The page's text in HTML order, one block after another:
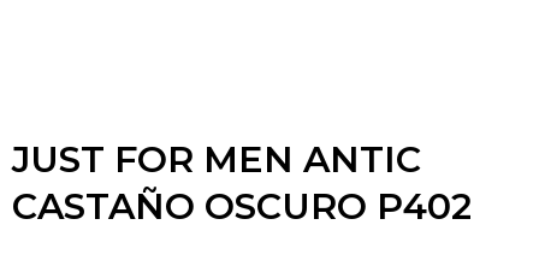
JUST FOR MEN ANTIC
CASTAÑO OSCURO P402